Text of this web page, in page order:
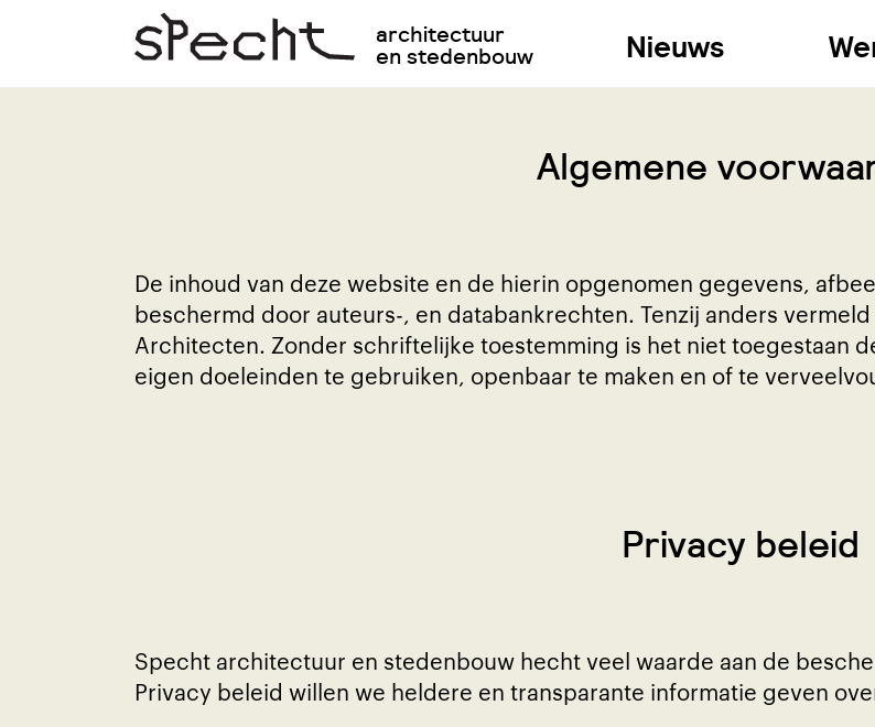
architectuur
en stedenbouw Nieuws
Algemene
De inhoud van deze website en de hierin opgenomen gegevens,
beschermd door auteurs-, en databankrechten. Tenzij anders
Architecten. Zonder schriftelijke toestemming is het niet toegestaan
eigen doeleinden te gebruiken, openbaar te maken en of te
Privacy beleid
Specht architectuur en stedenbouw hecht veel waarde aan de
Privacy beleid willen we heldere en transparante informatie geven